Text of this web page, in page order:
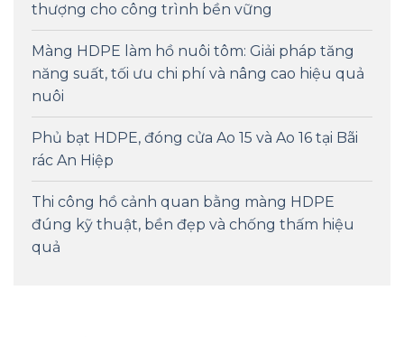
thượng cho công trình bền vững
Màng HDPE làm hồ nuôi tôm: Giải pháp tăng
năng suất, tối ưu chi phí và nâng cao hiệu quả
nuôi
Phủ bạt HDPE, đóng cửa Ao 15 và Ao 16 tại Bãi
rác An Hiệp
Thi công hồ cảnh quan bằng màng HDPE
đúng kỹ thuật, bền đẹp và chống thấm hiệu
quả